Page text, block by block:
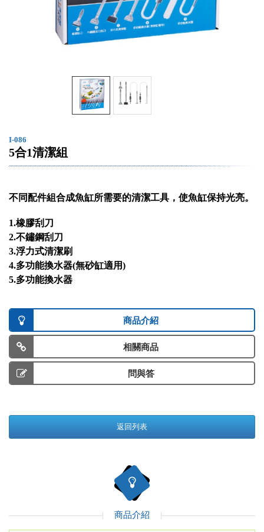
I-086
5合1清潔組
不同配件組合成魚缸所需要的清潔工具，使魚缸保持光亮。
1.橡膠刮刀
2.不鏽鋼刮刀
3.浮力式清潔刷
4.多功能換水器(無砂缸適用)
5.多功能換水器
商品介紹
相關商品
問與答
返回列表
商品介紹